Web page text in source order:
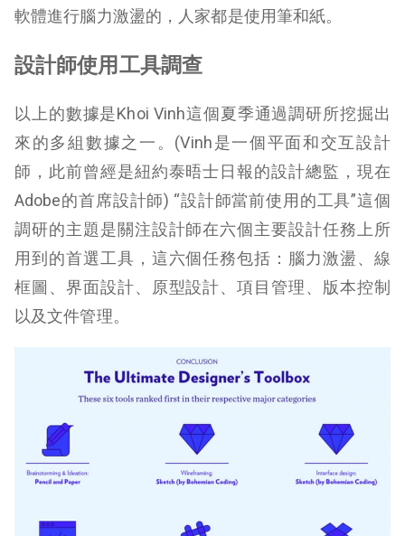
軟體進行腦力激盪的，人家都是使用筆和紙。
設計師使用工具調查
以上的數據是Khoi Vinh這個夏季通過調研所挖掘出
來的多組數據之一。(Vinh是一個平面和交互設計
師，此前曾經是紐約泰晤士日報的設計總監，現在
Adobe的首席設計師) “設計師當前使用的工具”這個
調研的主題是關注設計師在六個主要設計任務上所
用到的首選工具，這六個任務包括：腦力激盪、線
框圖、界面設計、原型設計、項目管理、版本控制
以及文件管理。